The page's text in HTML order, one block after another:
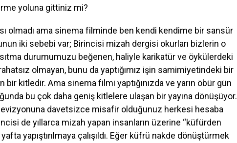
yoluna gittiniz mi?
olmadı ama sinema filminde ben kendi kendime bir sansür
iki sebebi var; Birincisi mizah dergisi okurları bizlerin o
durumumuzu beğenen, haliyle karikatür ve öykülerdeki
olmayan, bunu da yaptığımız işin samimiyetindeki bir
bir kitledir. Ama sinema filmi yaptığınızda ve yarın öbür gün
bu çok daha geniş kitlelere ulaşan bir yayına dönüşüyor.
davetsizce misafir olduğunuz herkesi hesaba
de yıllarca mizah yapan insanların üzerine “küfürden
yapıştırılmaya çalışıldı. Eğer küfrü nakde dönüştürmek